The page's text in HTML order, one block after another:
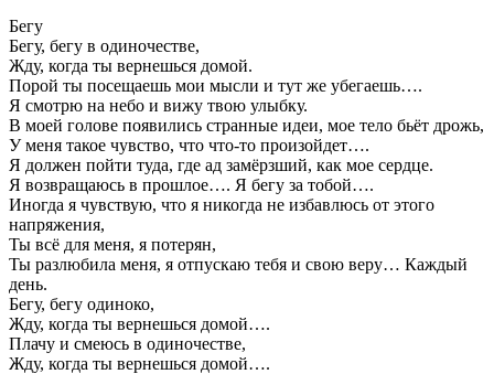
Бегу
Бегу, бегу в одиночестве,
Жду, когда ты вернешься домой.
Порой ты посещаешь мои мысли и тут же убегаешь….
Я смотрю на небо и вижу твою улыбку.
В моей голове появились странные идеи, мое тело бьёт дрожь,
У меня такое чувство, что что-то произойдет….
Я должен пойти туда, где ад замёрзший, как мое сердце.
Я возвращаюсь в прошлое…. Я бегу за тобой….
Иногда я чувствую, что я никогда не избавлюсь от этого
напряжения,
Ты всё для меня, я потерян,
Ты разлюбила меня, я отпускаю тебя и свою веру… Каждый
день.
Бегу, бегу одиноко,
Жду, когда ты вернешься домой….
Плачу и смеюсь в одиночестве,
Жду, когда ты вернешься домой….